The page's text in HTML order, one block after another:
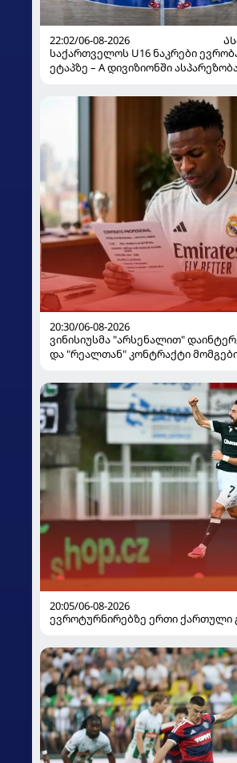
22:02/06-08-2026
საქართველოს U16 ნაკრები
ეტაპზე – A დივიზიონში
20:30/06-08-2026
ვინისიუსმა "არსენალით"
და "რეალთან" კონტრაქტი
20:05/06-08-2026
ევროტურნირებზე ერთი ქართული